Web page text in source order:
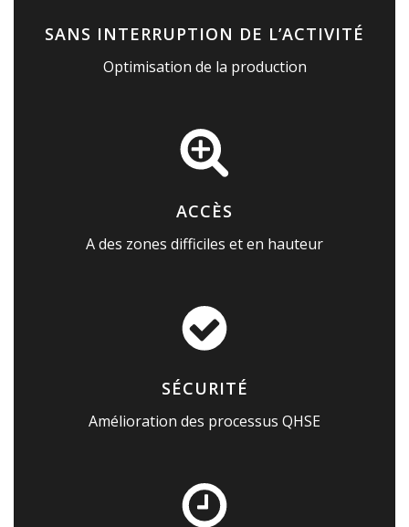
SANS INTERRUPTION DE L’ACTIVITÉ
Optimisation de la production
ACCÈS
A des zones difficiles et en hauteur
SÉCURITÉ
Amélioration des processus QHSE